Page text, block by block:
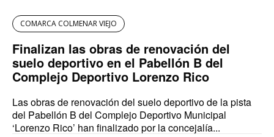
COMARCA COLMENAR VIEJO
Finalizan las obras de renovación del
suelo deportivo en el Pabellón B del
Complejo Deportivo Lorenzo Rico
Las obras de renovación del suelo deportivo de la pista
del Pabellón B del Complejo Deportivo Municipal
‘Lorenzo Rico’ han finalizado por la concejalía...